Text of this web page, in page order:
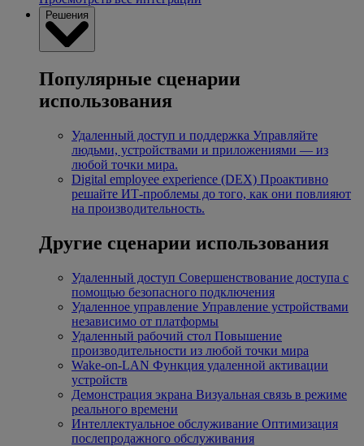
Решения
Популярные сценарии
использования
Удаленный доступ и поддержка Управляйте
людьми, устройствами и приложениями — из
любой точки мира.
Digital employee experience (DEX) Проактивно
решайте ИТ-проблемы до того, как они повлияют
на производительность.
Другие сценарии использования
Удаленный доступ Совершенствование доступа с
помощью безопасного подключения
Удаленное управление Управление устройствами
независимо от платформы
Удаленный рабочий стол Повышение
производительности из любой точки мира
Wake-on-LAN Функция удаленной активации
устройств
Демонстрация экрана Визуальная связь в режиме
реального времени
Интеллектуальное обслуживание Оптимизация
послепродажного обслуживания